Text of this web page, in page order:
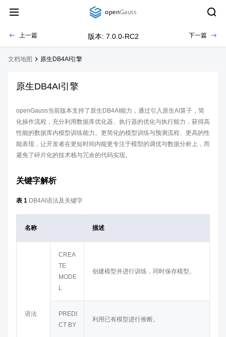
上一篇 版本: 7.0.0-RC2 下一篇
文档地图 原生DB4AI引擎
原生DB4AI引擎
openGauss当前版本支持了原生DB4AI能力，通过引入原生AI算子，简
化操作流程，充分利用数据库优化器、执行器的优化与执行能力，获得高
性能的数据库内模型训练能力。更简化的模型训练与预测流程、更高的性
能表现，让开发者在更短时间内能更专注于模型的调优与数据分析上，而
避免了碎片化的技术栈与冗余的代码实现。
关键字解析
表 1 DB4AI语法及关键字
名称 描述
语法
CREA
TE
MODE
L
创建模型并进行训练，同时保存模型。
PREDI
CT BY
利用已有模型进行推断。